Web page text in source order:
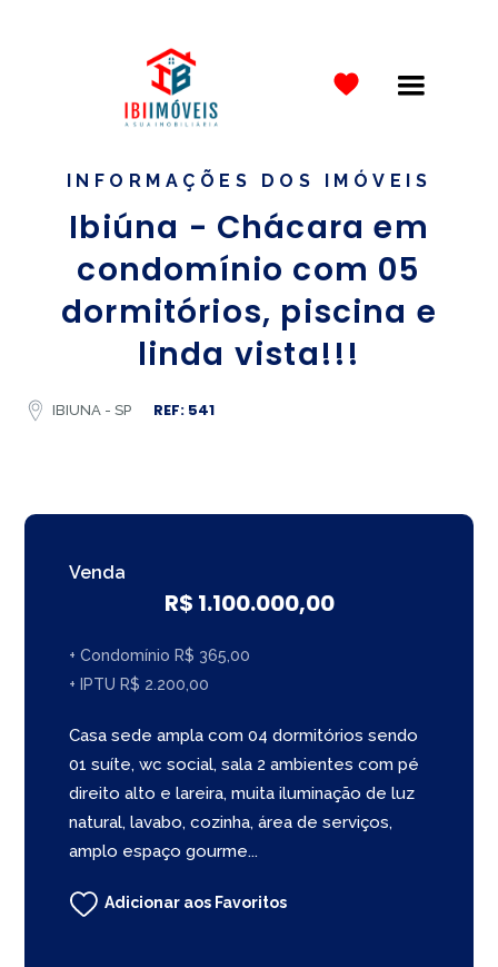
INFORMAÇÕES DOS IMÓVEIS
Ibiúna - Chácara em
condomínio com 05
dormitórios, piscina e
linda vista!!!
IBIUNA - SP REF: 541
Venda
R$ 1.100.000,00
+ Condomínio R$ 365,00
+ IPTU R$ 2.200,00
Casa sede ampla com 04 dormitórios sendo
01 suíte, wc social, sala 2 ambientes com pé
direito alto e lareira, muita iluminação de luz
natural, lavabo, cozinha, área de serviços,
amplo espaço gourme...
Adicionar aos Favoritos